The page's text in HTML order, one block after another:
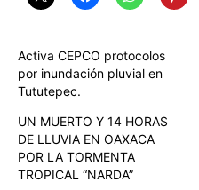
Activa CEPCO protocolos
por inundación pluvial en
Tututepec.
UN MUERTO Y 14 HORAS
DE LLUVIA EN OAXACA
POR LA TORMENTA
TROPICAL “NARDA”